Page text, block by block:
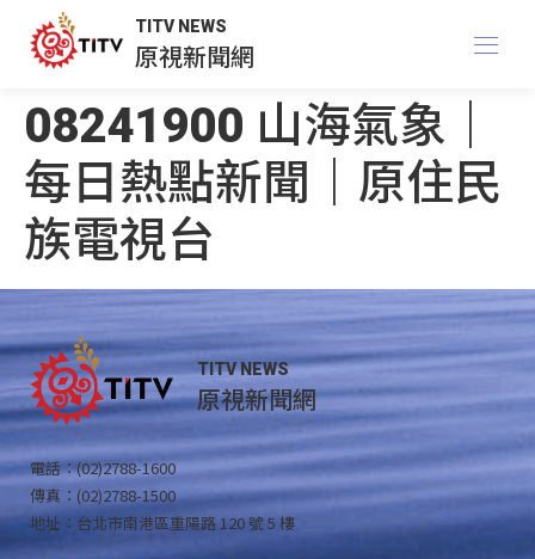
TITV NEWS
原視新聞網
08241900 山海氣象｜
每日熱點新聞｜原住民
族電視台
TITV NEWS
原視新聞網
電話：(02)2788-1600
傳真：(02)2788-1500
地址：台北市南港區重陽路 120 號 5 樓